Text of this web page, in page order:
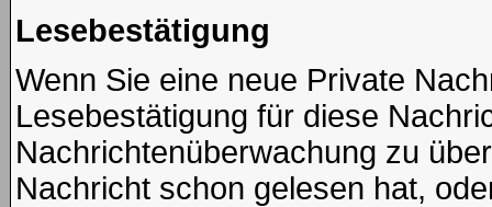
Lesebestätigung
Wenn Sie eine neue Private
Lesebestätigung für diese
Nachrichtenüberwachung zu
Nachricht schon gelesen hat,